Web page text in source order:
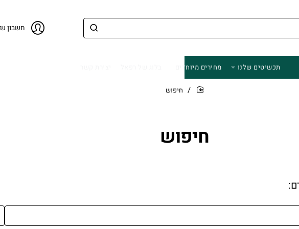
חשבון
תכשיטים שלנו מחירים מיוחדים
חיפוש
home
חיפוש